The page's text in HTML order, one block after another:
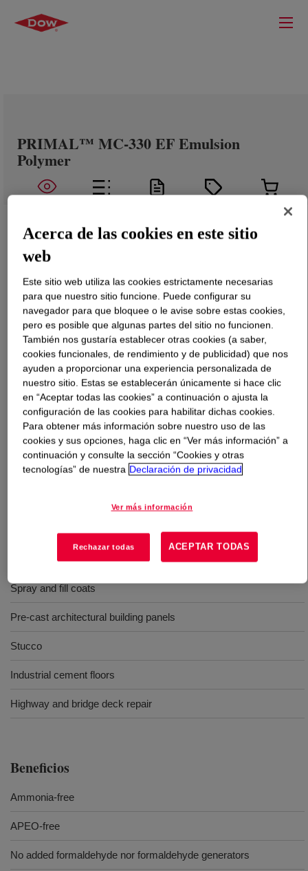
PRIMAL™ MC-330 EF Emulsion
Polymer
Qué esPRIMAL™ MC-330 EF Emulsion Polymer
Eco-friendly water based 100% acrylic emulsion
designed as the cement modifier dedicated for
cementitious formula and application with improved
mechanical performance.
Usos
Patching and resurfacing
Floor underlay
Terrazzo flooring
Spray and fill coats
Pre-cast architectural building panels
Stucco
Industrial cement floors
Highway and bridge deck repair
Beneficios
Ammonia-free
APEO-free
No added formaldehyde nor formaldehyde generators
Acerca de las cookies en este sitio
web
Este sitio web utiliza las cookies estrictamente necesarias
para que nuestro sitio funcione. Puede configurar su
navegador para que bloquee o le avise sobre estas cookies,
pero es posible que algunas partes del sitio no funcionen.
También nos gustaría establecer otras cookies (a saber,
cookies funcionales, de rendimiento y de publicidad) que nos
ayuden a proporcionar una experiencia personalizada de
nuestro sitio. Estas se establecerán únicamente si hace clic
en “Aceptar todas las cookies” a continuación o ajusta la
configuración de las cookies para habilitar dichas cookies.
Para obtener más información sobre nuestro uso de las
cookies y sus opciones, haga clic en “Ver más información” a
continuación y consulte la sección “Cookies y otras
tecnologías” de nuestra Declaración de privacidad
Ver más información
Rechazar todas ACEPTAR TODAS